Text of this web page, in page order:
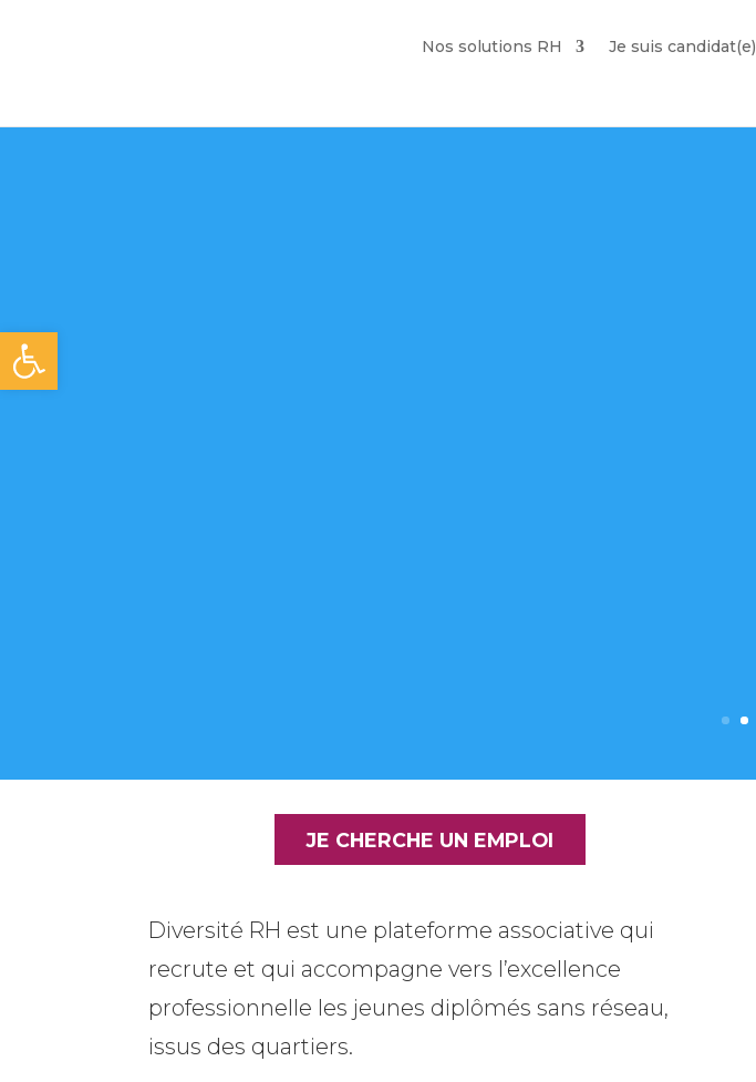
Ouvrir la barre d’outils
Nos solutions RH Je suis candidat(e)
JE CHERCHE UN EMPLOI
Diversité RH est une plateforme associative qui
recrute et qui accompagnevers l’excellence
professionnelle les jeunes diplômés sans réseau,
issus des quartiers.